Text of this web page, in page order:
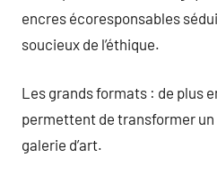
encres écoresponsables
soucieux de l’éthique.
Les grands formats : de plus
permettent de transformer
galerie d’art.